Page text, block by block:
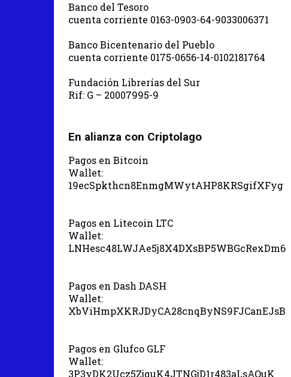
Banco del Tesoro
cuenta corriente 0163-0903-64-9033006371
Banco Bicentenario del Pueblo
cuenta corriente 0175-0656-14-0102181764
Fundación Librerías del Sur
Rif: G – 20007995-9
En alianza con Criptolago
Pagos en Bitcoin
Wallet:
19ecSpkthcn8EnmgMWytAHP8KRSgifXFyg
Pagos en Litecoin LTC
Wallet:
LNHesc48LWJAe5j8X4DXsBP5WBGcRexDm6
Pagos en Dash DASH
Wallet:
XbViHmpXKRJDyCA28cnqByNS9FJCanEJsB
Pagos en Glufco GLF
Wallet:
3P3yDK2Ucz5ZjquK4JTNGjD1r483aLsAQuK